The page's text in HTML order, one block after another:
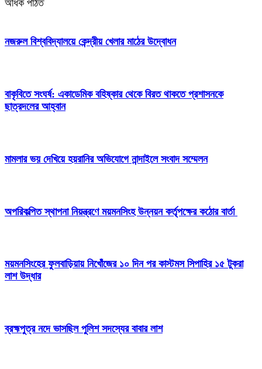
অধিক পঠিত
নজরুল বিশ্ববিদ্যালয়ে কেন্দ্রীয় খেলার মাঠের উদ্বোধন
বাকৃবিতে সংঘর্ষ: একাডেমিক বহিষ্কার থেকে বিরত থাকতে প্রশাসনকে
ছাত্রদলের আহ্বান
মামলার ভয় দেখিয়ে হয়রানির অভিযোগে নান্দাইলে সংবাদ সম্মেলন
অপরিকল্পিত স্থাপনা নিয়ন্ত্রণে ময়মনসিংহ উন্নয়ন কর্তৃপক্ষের কঠোর বার্তা
ময়মনসিংহের ফুলবাড়িয়ায় নিখোঁজের ১০ দিন পর কাস্টমস সিপাহির ১৫ টুকরা
লাশ উদ্ধার
ব্রহ্মপুত্র নদে ভাসছিল পুলিশ সদস্যের বাবার লাশ